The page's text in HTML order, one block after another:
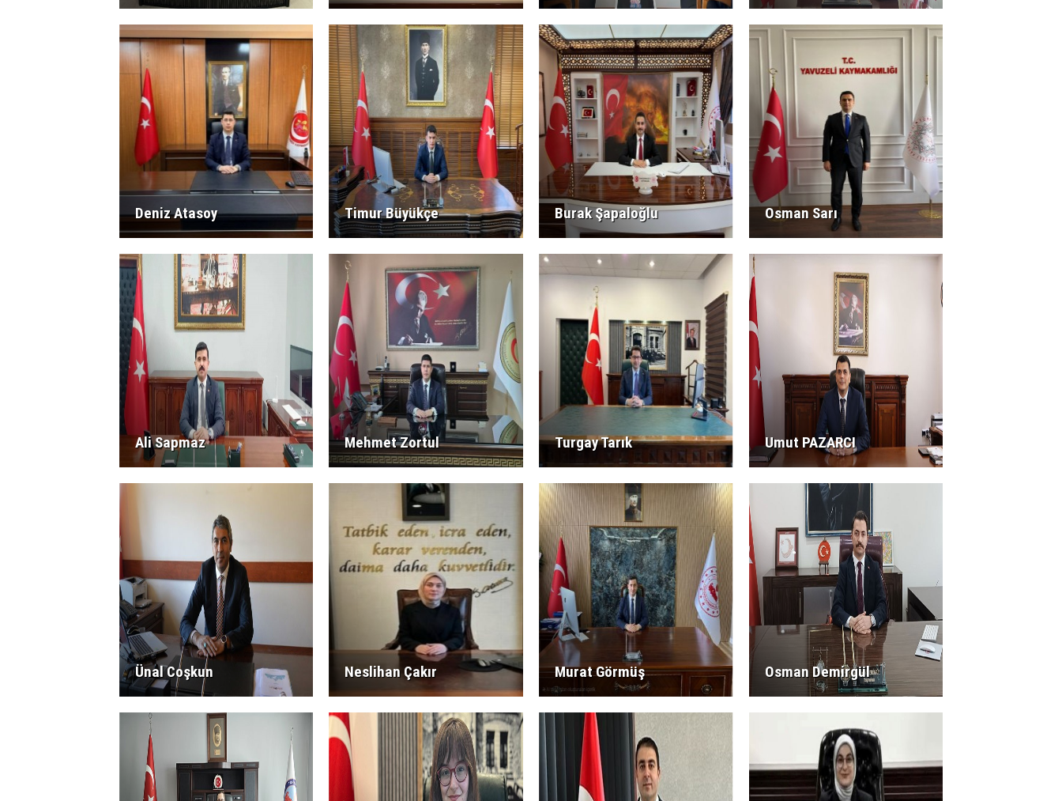
Deniz Atasoy Timur Büyükçe Burak Şapaloğlu Osman Sarı
Ali Sapmaz Mehmet Zortul Turgay Tarık Umut PAZARCI
Ünal Coşkun Neslihan Çakır Murat Görmüş Osman Demirgül